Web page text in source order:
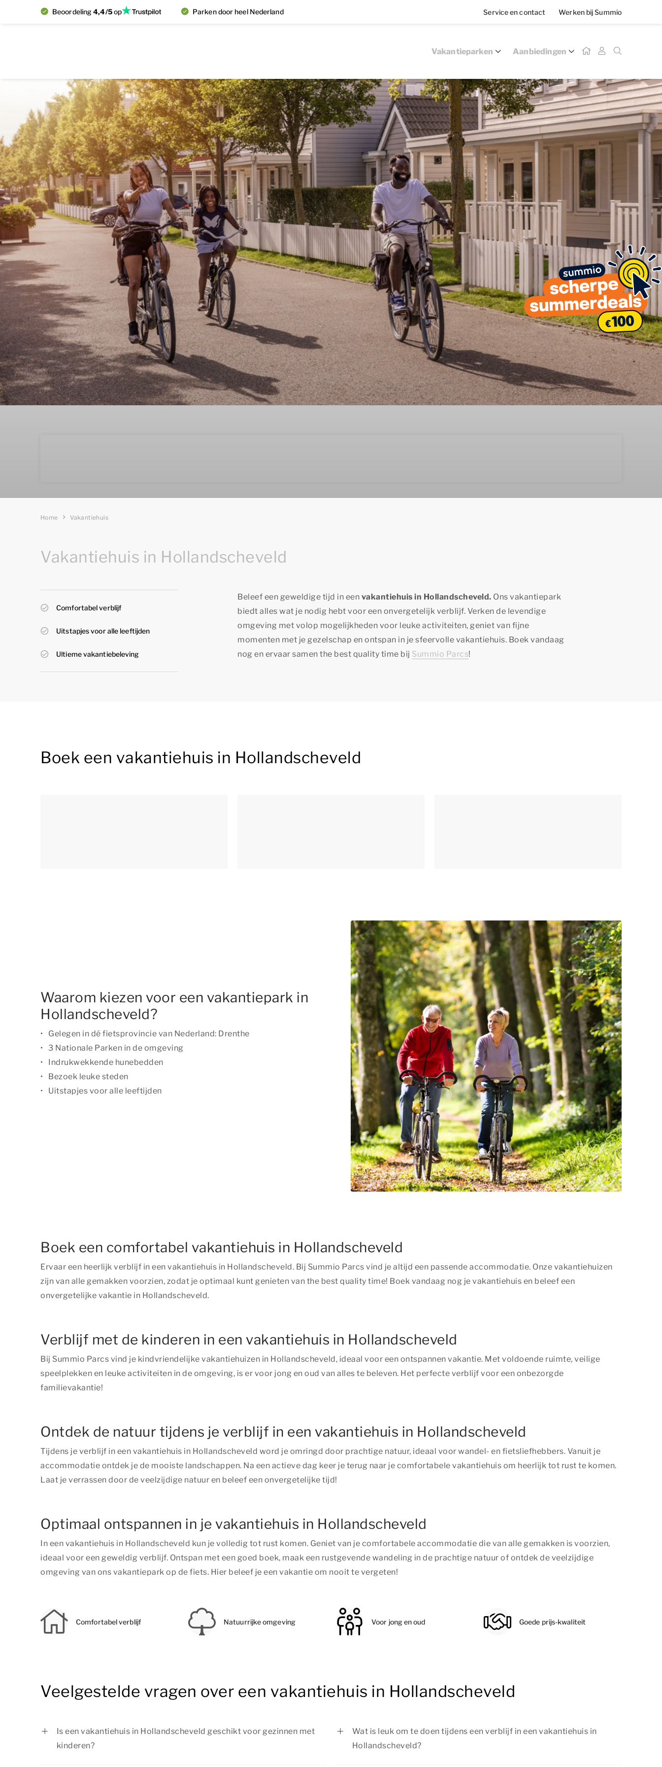
Beoordeling4,4/5op Parken door heel Nederland Service en contact Werken bij Summio
Vakantieparken Aanbiedingen
Home Vakantiehuis
Vakantiehuis in Hollandscheveld
Comfortabel verblijf
Uitstapjes voor alle leeftijden
Ultieme vakantiebeleving
Beleef een geweldige tijd in een vakantiehuis in Hollandscheveld. Ons vakantiepark
biedt alles wat je nodig hebt voor een onvergetelijk verblijf. Verken de levendige
omgeving met volop mogelijkheden voor leuke activiteiten, geniet van fijne
momenten met je gezelschap en ontspan in je sfeervolle vakantiehuis. Boek vandaag
nog en ervaar samen the best quality time bij Summio Parcs!
Boek een vakantiehuis in Hollandscheveld
Waarom kiezen voor een vakantiepark in
Hollandscheveld?
Gelegen in dé fietsprovincie van Nederland: Drenthe
3 Nationale Parken in de omgeving
Indrukwekkende hunebedden
Bezoek leuke steden
Uitstapjes voor alle leeftijden
Boek een comfortabel vakantiehuis in Hollandscheveld
Ervaar een heerlijk verblijf in een vakantiehuis in Hollandscheveld. Bij Summio Parcs vind je altijd een passende accommodatie. Onze vakantiehuizen
zijn van alle gemakken voorzien, zodat je optimaal kunt genieten van the best quality time! Boek vandaag nog je vakantiehuis en beleef een
onvergetelijke vakantie in Hollandscheveld.
Verblijf met de kinderen in een vakantiehuis in Hollandscheveld
Bij Summio Parcs vind je kindvriendelijke vakantiehuizen in Hollandscheveld, ideaal voor een ontspannen vakantie. Met voldoende ruimte, veilige
speelplekken en leuke activiteiten in de omgeving, is er voor jong en oud van alles te beleven. Het perfecte verblijf voor een onbezorgde
familievakantie!
Ontdek de natuur tijdens je verblijf in een vakantiehuis in Hollandscheveld
Tijdens je verblijf in een vakantiehuis in Hollandscheveld word je omringd door prachtige natuur, ideaal voor wandel- en fietsliefhebbers. Vanuit je
accommodatie ontdek je de mooiste landschappen. Na een actieve dag keer je terug naar je comfortabele vakantiehuis om heerlijk tot rust te komen.
Laat je verrassen door de veelzijdige natuur en beleef een onvergetelijke tijd!
Optimaal ontspannen in je vakantiehuis in Hollandscheveld
In een vakantiehuis in Hollandscheveld kun je volledig tot rust komen. Geniet van je comfortabele accommodatie die van alle gemakken is voorzien,
ideaal voor een geweldig verblijf. Ontspan met een goed boek, maak een rustgevende wandeling in de prachtige natuur of ontdek de veelzijdige
omgeving van ons vakantiepark op de fiets. Hier beleef je een vakantie om nooit te vergeten!
Comfortabel verblijf Natuurrijke omgeving Voor jong en oud Goede prijs-kwaliteit
Veelgestelde vragen over een vakantiehuis in Hollandscheveld
Is een vakantiehuis in Hollandscheveld geschikt voor gezinnen met
kinderen?
Wat is leuk om te doen tijdens een verblijf in een vakantiehuis in
Hollandscheveld?